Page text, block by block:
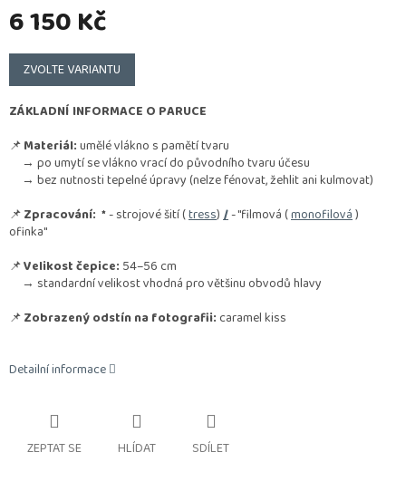
6 150 Kč
Měrná
cena:
ZVOLTE VARIANTU
ZÁKLADNÍ INFORMACE O PARUCE
📌Materiál:umělé vlákno s pamětí tvaru
→ po umytí se vlákno vrací do původního tvaru účesu
→ bez nutnosti tepelné úpravy (nelze fénovat, žehlit ani kulmovat)
📌Zpracování: *- strojové šití (tress)/- "filmová (monofilová)
ofinka"
📌Velikost čepice: 54–56 cm
→ standardní velikost vhodná pro většinu obvodů hlavy
📌Zobrazený odstín na fotografii: caramel kiss
Detailní informace
ZEPTAT SE HLÍDAT SDÍLET